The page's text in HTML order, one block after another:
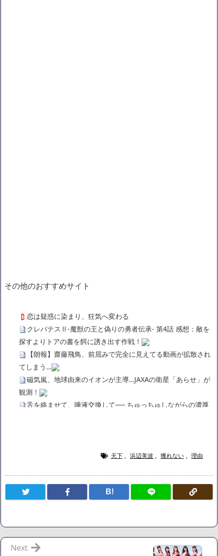
その他のおすすめサイト
恋は疑惑に染まり、狂気へ変わる
クレバテスⅡ-魔獣の王と偽りの勇者伝承- 第4話 感想：敵を
探すよりトアの書を餌に誘き出す作戦！
【朗報】齋藤飛鳥、前屈みで完全に見えてる動画が拡散され
てしまう…
磁気嵐、地球由来のイオンが主導…JAXAの衛星「あらせ」が
観測！
舌を絡ませて、唾液交換して── ちゅっちゅしながらの濃厚
広末涼子さん、正気に戻ってしまい絶望する・・・「アカ
割減
【画像】さくまあきら「桃鉄の赤マスは実際に行ってみてク
天下 , 浜辺美波 , 獲れない , 理由
B!
Next